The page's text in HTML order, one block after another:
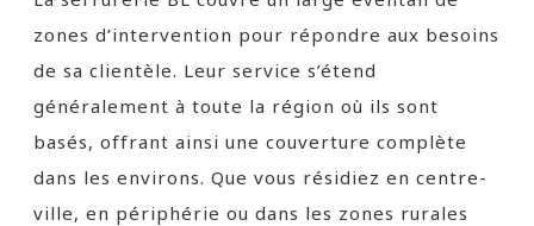
zones d’intervention pour répondre aux besoins
de sa clientèle. Leur service s’étend
généralement à toute la région où ils sont
basés, offrant ainsi une couverture complète
dans les environs. Que vous résidiez en centre-
ville, en périphérie ou dans les zones rurales